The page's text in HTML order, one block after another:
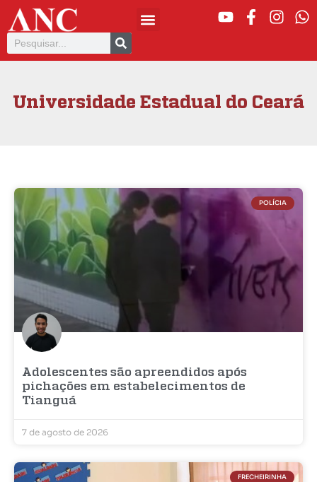
Universidade Estadual do Ceará
POLÍCIA
Adolescentes são apreendidos após
pichações em estabelecimentos de
Tianguá
7 de agosto de 2026
FRECHEIRINHA